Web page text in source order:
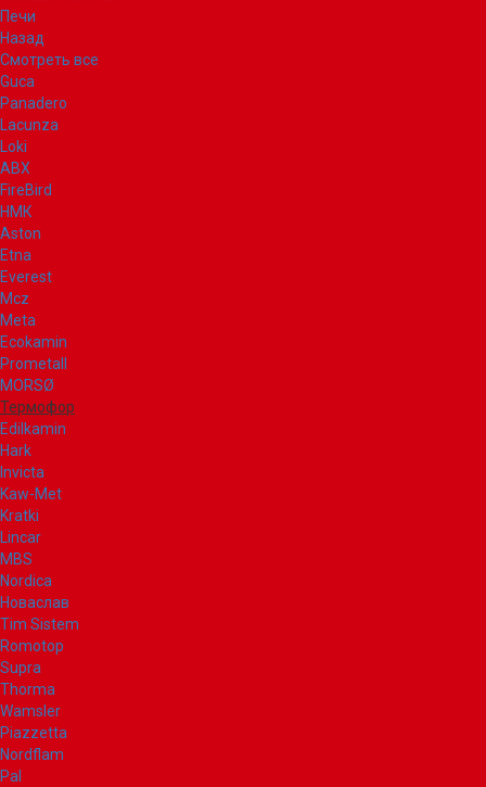
Печи
Назад
Смотреть все
Guca
Panadero
Lacunza
Loki
ABX
FireBird
НМК
Aston
Etna
Everest
Mcz
Meta
Ecokamin
Prometall
MORSØ
Термофор
Edilkamin
Hark
Invicta
Kaw-Met
Kratki
Lincar
MBS
Nordica
Новаслав
Tim Sistem
Romotop
Supra
Thorma
Wamsler
Piazzetta
Nordflam
Pal